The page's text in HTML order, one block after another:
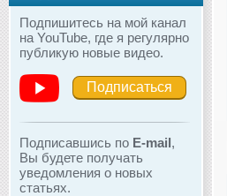
Подпишитесь на мой канал
на YouTube, где я регулярно
публикую новые видео.
Подписаться
Подписавшись по E-mail,
Вы будете получать
уведомления о новых
статьях.